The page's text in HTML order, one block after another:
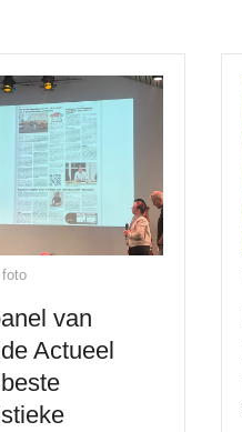
foto
van
Actueel